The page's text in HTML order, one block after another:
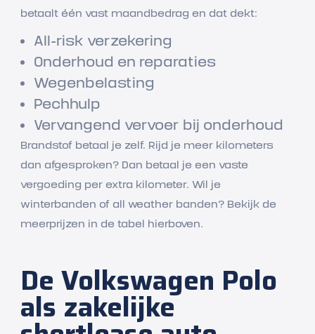
betaalt één vast maandbedrag en dat dekt:
All-risk verzekering
Onderhoud en reparaties
Wegenbelasting
Pechhulp
Vervangend vervoer bij onderhoud
Brandstof betaal je zelf. Rijd je meer kilometers
dan afgesproken? Dan betaal je een vaste
vergoeding per extra kilometer. Wil je
winterbanden of all weather banden? Bekijk de
meerprijzen in de tabel hierboven.
De Volkswagen Polo
als zakelijke